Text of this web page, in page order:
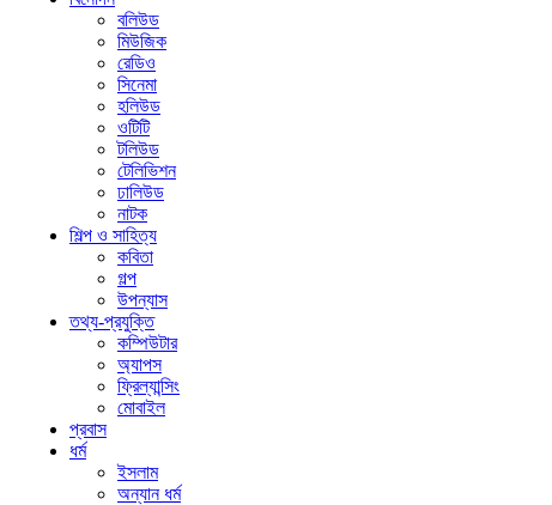
বলিউড
মিউজিক
রেডিও
সিনেমা
হলিউড
ওটিটি
টলিউড
টেলিভিশন
ঢালিউড
নাটক
শিল্প ও সাহিত্য
কবিতা
গল্প
উপন্যাস
তথ্য-প্রযুক্তি
কম্পিউটার
অ্যাপস
ফ্রিল্যান্সিং
মোবাইল
প্রবাস
ধর্ম
ইসলাম
অন্যান ধর্ম